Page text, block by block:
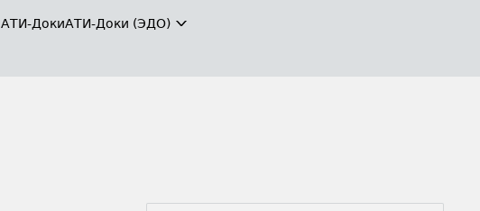
АТИ-ДокиАТИ-Доки (ЭДО)